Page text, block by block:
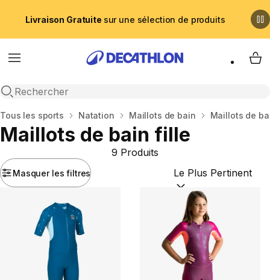
Livraison Gratuite sur une sélection de produits
Menu
Recherche ouverte
My
Accueil
Tous les sports Natation Maillots de bain Maillots de
Maillots de bain fille
Masquer les filtres
9 Produits
Trier par :(optional)